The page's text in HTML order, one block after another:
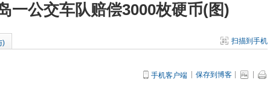
一公交车队赔偿3000枚硬币(图)
)
扫描到手机
手机客户端 保存到博客